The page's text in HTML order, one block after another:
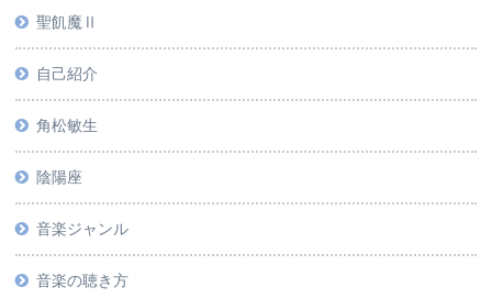
聖飢魔Ⅱ
自己紹介
角松敏生
陰陽座
音楽ジャンル
音楽の聴き方